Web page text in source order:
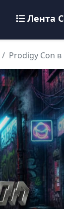
Лента
Prodigy Con